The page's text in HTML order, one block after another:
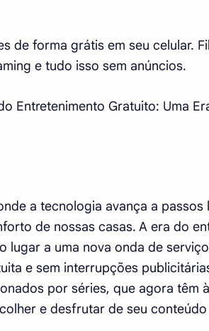
de forma grátis em seu celular.
e tudo isso sem anúncios.
Entretenimento Gratuito: Uma
a tecnologia avança a
de nossas casas. A era do
lugar a uma nova onda de
e sem interrupções
por séries, que agora têm
e desfrutar de seu